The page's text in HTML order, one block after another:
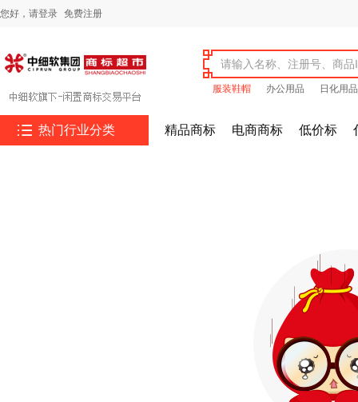
您好， 请登录 免费注册
服装鞋帽 办公用品 日化用品
 热门行业分类 精品商标 电商商标 低价标